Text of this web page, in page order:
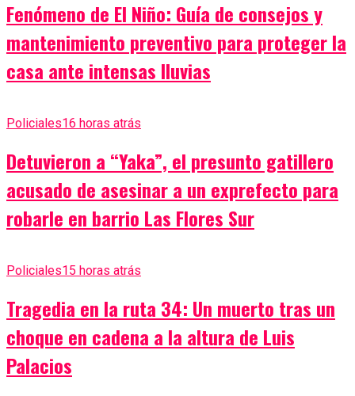
Fenómeno de El Niño: Guía de consejos y
mantenimiento preventivo para proteger la
casa ante intensas lluvias
Policiales16 horas atrás
Detuvieron a “Yaka”, el presunto gatillero
acusado de asesinar a un exprefecto para
robarle en barrio Las Flores Sur
Policiales15 horas atrás
Tragedia en la ruta 34: Un muerto tras un
choque en cadena a la altura de Luis
Palacios